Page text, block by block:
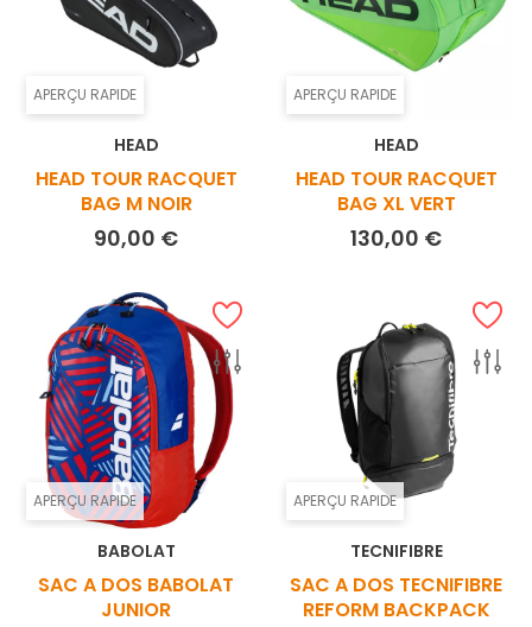
APERÇU RAPIDE
HEAD
HEAD TOUR RACQUET
BAG M NOIR
90,00 €Prix
APERÇU RAPIDE
HEAD
HEAD TOUR RACQUET
BAG XL VERT
130,00 €Prix
APERÇU RAPIDE
BABOLAT
SAC A DOS BABOLAT
JUNIOR
APERÇU RAPIDE
TECNIFIBRE
SAC A DOS TECNIFIBRE
REFORM BACKPACK